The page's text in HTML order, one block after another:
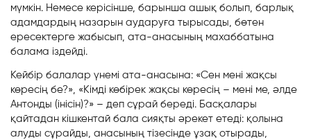
мүмкін. Немесе керісінше, барынша ашық болып, барлық
адамдардың назарын аударуға тырысады, бөтен
ересектерге жабысып, ата-анасының махаббатына
балама іздейді.
Кейбір балалар үнемі ата-анасына: «Сен мені жақсы
көресің бе?», «Кімді көбірек жақсы көресің – мені ме, әлде
Антонды (інісін)?» – деп сұрай береді. Басқалары
қайтадан кішкентай бала сияқты әрекет етеді: қолына
алуды сұрайды, анасының тізесінде ұзақ отырады,